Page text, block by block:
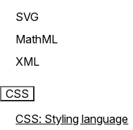
SVG
MathML
XML
CSS
CSS: Styling language